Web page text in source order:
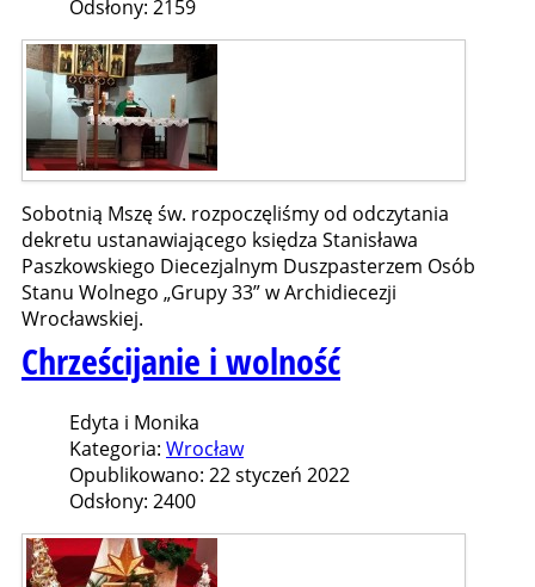
Odsłony: 2159
Sobotnią Mszę św. rozpoczęliśmy od odczytania
dekretu ustanawiającego księdza Stanisława
Paszkowskiego Diecezjalnym Duszpasterzem Osób
Stanu Wolnego „Grupy 33” w Archidiecezji
Wrocławskiej.
Chrześcijanie i wolność
Edyta i Monika
Kategoria: Wrocław
Opublikowano: 22 styczeń 2022
Odsłony: 2400